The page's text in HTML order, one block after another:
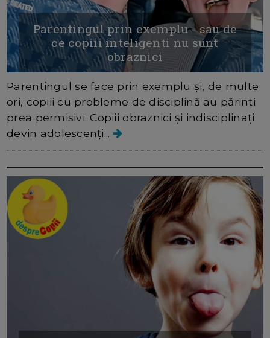
Parentingul prin exemplu - sau de
ce copiii inteligenti nu sunt
obraznici
Parentingul se face prin exemplu și, de multe
ori, copiii cu probleme de disciplină au părinți
prea permisivi. Copiii obraznici și indisciplinați
devin adolescenți...